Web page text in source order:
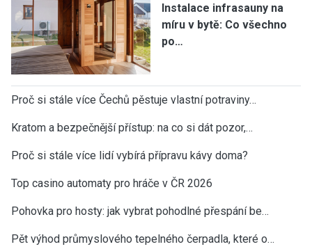
Instalace infrasauny na
míru v bytě: Co všechno
po…
Proč si stále více Čechů pěstuje vlastní potraviny…
Kratom a bezpečnější přístup: na co si dát pozor,…
Proč si stále více lidí vybírá přípravu kávy doma?
Top casino automaty pro hráče v ČR 2026
Pohovka pro hosty: jak vybrat pohodlné přespání be…
Pět výhod průmyslového tepelného čerpadla, které o…